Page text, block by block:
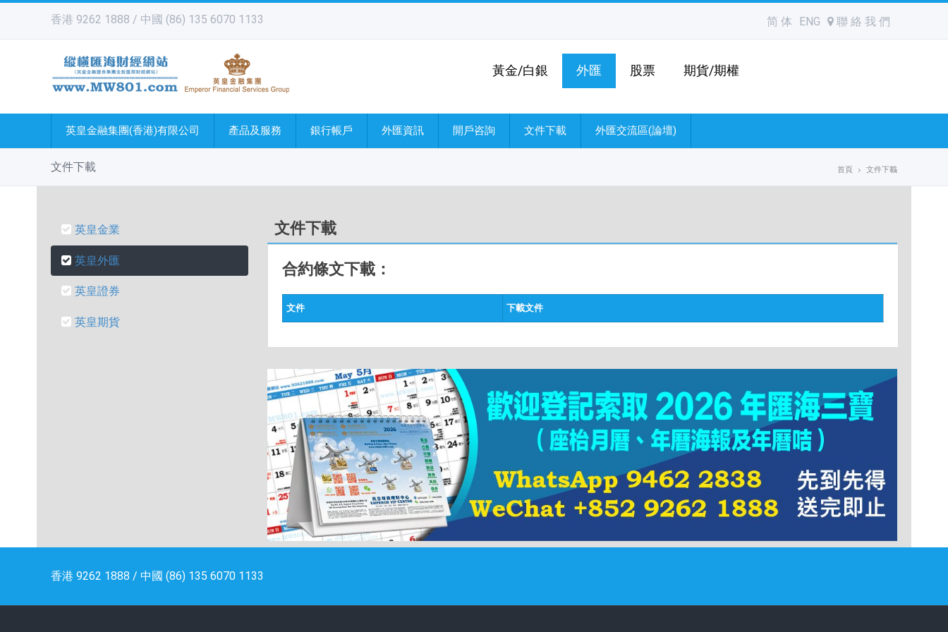
香港 9262 1888 / 中國 (86) 135 6070 1133 简 体 ENG 聯 絡 我 們
黃金/白銀 外匯 股票 期貨/期權
英皇金融集團(香港)有限公司 產品及服務 銀行帳戶 外匯資訊 開戶咨詢 文件下載 外匯交流區(論壇)
文件下載 首頁 文件下載
英皇金業
英皇外匯
英皇證券
英皇期貨
文件下載
合約條文下載：
文件 下載文件
香港 9262 1888 / 中國 (86) 135 6070 1133